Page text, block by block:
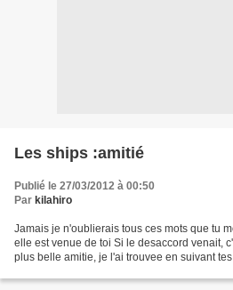
Les ships :amitié
Publié le 27/03/2012 à 00:50
Par kilahiro
Jamais je n'oublierais tous ces mots que tu
elle est venue de toi Si le desaccord venait,
plus belle amitie, je l'ai trouvee en suivant